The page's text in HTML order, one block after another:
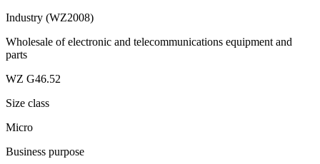
Industry (WZ2008)
Wholesale of electronic and telecommunications equipment and
parts
WZ G46.52
Size class
Micro
Business purpose